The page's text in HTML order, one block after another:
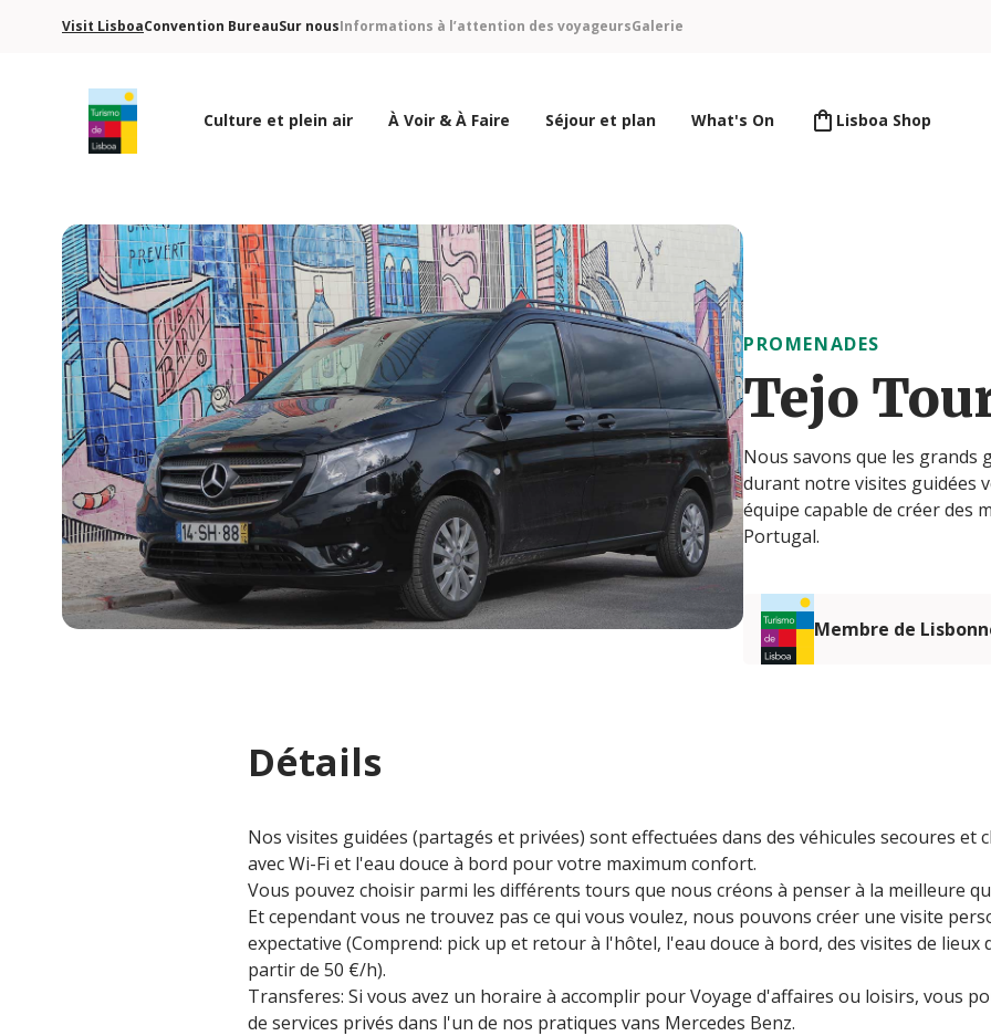
Visit LisboaConvention BureauSur nousInformations à l’attention des voyageursGalerie
Culture et plein air À Voir & À Faire Séjour et plan What's On Lisboa Shop
PROMENADES
Tejo
Nous savons que les grands
durant notre visites guidées
équipe capable de créer des
Portugal.
Membre de
Détails
Nos visites guidées (partagés et privées) sont effectuées dans des véhicules secoures et
avec Wi-Fi et l'eau douce à bord pour votre maximum confort.
Vous pouvez choisir parmi les différents tours que nous créons à penser à la meilleure
Et cependant vous ne trouvez pas ce qui vous voulez, nous pouvons créer une visite
expectative (Comprend: pick up et retour à l'hôtel, l'eau douce à bord, des visites de
partir de 50 €/h).
Transferes: Si vous avez un horaire à accomplir pour Voyage d'affaires ou loisirs, vous
de services privés dans l'un de nos pratiques vans Mercedes Benz.